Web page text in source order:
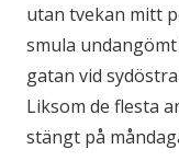
utan tvekan mitt
smula
gatan vid
Liksom de flesta
stängt på